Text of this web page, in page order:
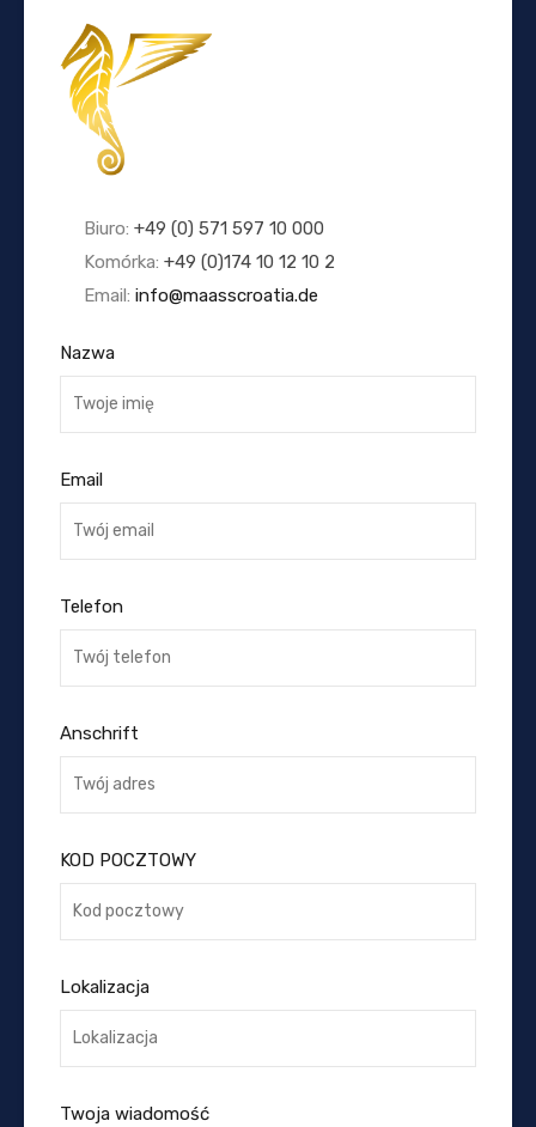
Biuro: +49 (0) 571 597 10 000
Komórka: +49 (0)174 10 12 10 2
Email: info@maasscroatia.de
Nazwa
Email
Telefon
Anschrift
KOD POCZTOWY
Lokalizacja
Twoja wiadomość